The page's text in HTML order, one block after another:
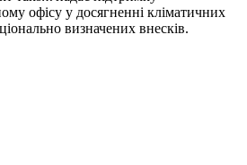
офісу у досягненні кліматичних
визначених внесків.